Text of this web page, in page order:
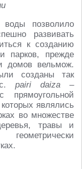
воды позволило
развивать
к созданию
парков, прежде
домов вельмож.
созданы так
pairi daiza –
являлись
во множестве
травы и